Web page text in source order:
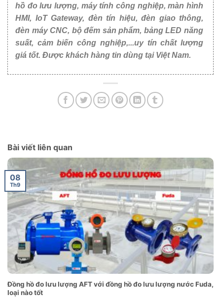
hồ đo lưu lượng, máy tính công nghiệp, màn hình
HMI, IoT Gateway, đèn tín hiệu, đèn giao thông,
đèn máy CNC, bộ đếm sản phẩm, bảng LED năng
suất, cảm biến công nghiệp,...uy tín chất lượng
giá tốt. Được khách hàng tin dùng tại Việt Nam.
Bài viết liên quan
Đồng hồ đo lưu lượng AFT với đồng hồ đo lưu lượng nước Fuda,
loại nào tốt
08
Th9